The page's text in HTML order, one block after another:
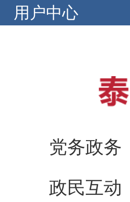
用户中心
党务政务
政民互动